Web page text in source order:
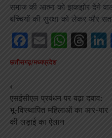
समाज की आत्मा को झकझोर देने
बच्चियों की सुरक्षा को लेकर और
Facebook
Email
छत्तीसगढ़/मध्यप्रदेश
Post
navigation
⟵
एसईसीएल प्रबंधन पर बढ़ा दबाव:
भू-विस्थापित महिलाओं का आर-पार
की लड़ाई का ऐलान